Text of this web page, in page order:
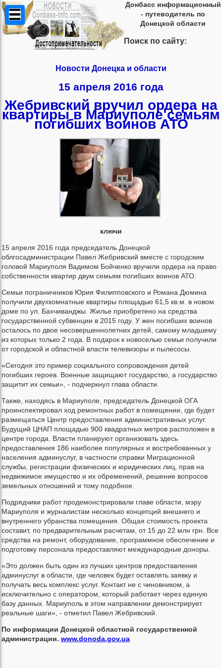
Донбасс информационный
- путеводитель по
Донецкой области
Поиск по сайту:
Новости Донецка и области
15 апреля 2016 года
Жебривский вручил ордера на
квартиры в Мариуполе семьям
погибших воинов АТО
ключи
15 апреля 2016 года председатель Донецкой
облгосадминистрации Павел Жебривский вместе с городским
головой Мариуполя Вадимом Бойченко вручили ордера на право
собственности квартир двум семьям погибших воинов АТО.
Семьи пограничников Юрия Филипповского и Романа Дюмина
получили двухкомнатные квартиры площадью 61,5 кв.м. в новом
доме по ул. Бахчиванджы. Жилье приобретено на средства
государственной субвенции в 2015 году. У жен погибших воинов
осталось по двое несовершеннолетних детей, самому младшему
из которых только 2 года. В подарок к новоселью семьи получили
от городской и областной власти телевизоры и пылесосы.
«Сегодня это пример социального сопровождения детей
погибших героев. Военные защищают государство, а государство
защитит их семьи», - подчеркнул глава области.
Также, находясь в Мариуполе, председатель Донецкой ОГА
проинспектировал ход ремонтных работ в помещении, где будет
размещаться Центр предоставления административных услуг.
Будущий ЦНАП площадью 900 квадратных метров расположен в
центре города. Власти планируют организовать здесь
предоставления 186 наиболее популярных и востребованных у
населения админуслуг, в частности справки Миграционной
службы, регистрации физических и юридических лиц, прав на
недвижимое имущество и их обременений, решение вопросов
земельных отношений и тому подобное.
Подрядчики работ продемонстрировали главе области, мэру
Мариуполя и журналистам несколько концепций внешнего и
внутреннего убранства помещения. Общая стоимость проекта
составит, по предварительным расчетам, от 15 до 22 млн грн. Все
средства на ремонт, оборудование, программное обеспечение и
подготовку персонала предоставляют международные доноры.
«Это должен быть один из лучших центров предоставления
админуслуг в области, где человек будет оставлять заявку и
получать весь комплекс услуг. Контакт не с чиновником, а
исключительно с оператором, который работает через единую
базу данных. Мариуполь в этом направлении демонстрирует
реальные шаги», - отметил Павел Жебривский.
По информации Донецкой областной государственной
администрации. www.donoda.gov.ua